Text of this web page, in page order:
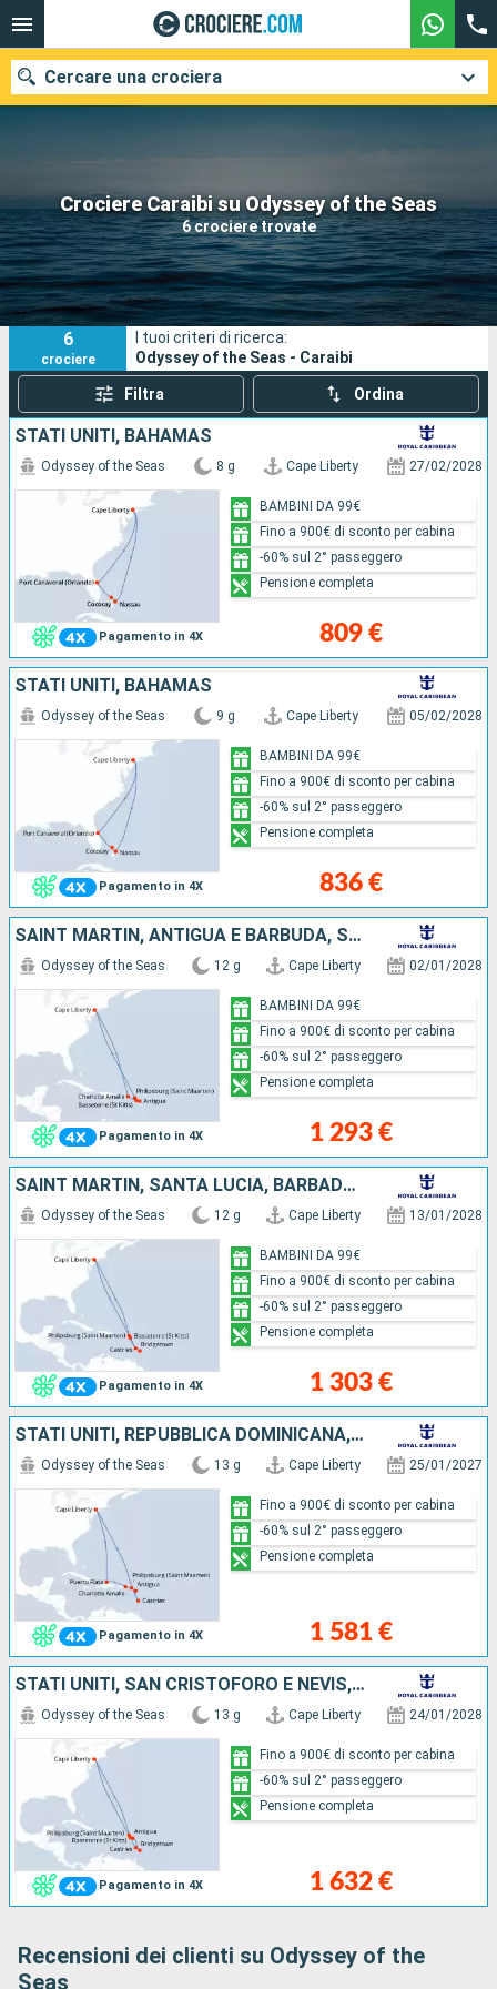
Crociere Caraibi su Odyssey of the Seas
6 crociere trovate
Cercare una crociera
Le nostre destinazioni
Mesi di partenza
Porti Compagnie
Ricerca
6
crociere
I tuoi criteri di ricerca:
Odyssey of the Seas - Caraibi
Filtra Ordina
STATI UNITI, BAHAMAS
Pagamento in 4X
Odyssey of the Seas 8 g Cape Liberty 27/02/2028
809 €
BAMBINI DA 99€
Fino a 900€ di sconto per cabina
-60% sul 2° passeggero
Pensione completa
STATI UNITI, BAHAMAS
Pagamento in 4X
Odyssey of the Seas 9 g Cape Liberty 05/02/2028
836 €
BAMBINI DA 99€
Fino a 900€ di sconto per cabina
-60% sul 2° passeggero
Pensione completa
SAINT MARTIN, ANTIGUA E BARBUDA, SAN CRISTOFORO E NEVIS, STATI UNITI
Pagamento in 4X
Odyssey of the Seas 12 g Cape Liberty 02/01/2028
1 293 €
BAMBINI DA 99€
Fino a 900€ di sconto per cabina
-60% sul 2° passeggero
Pensione completa
SAINT MARTIN, SANTA LUCIA, BARBADOS, SAN CRISTOFORO E NEVIS, STATI UNITI
Pagamento in 4X
Odyssey of the Seas 12 g Cape Liberty 13/01/2028
1 303 €
BAMBINI DA 99€
Fino a 900€ di sconto per cabina
-60% sul 2° passeggero
Pensione completa
STATI UNITI, REPUBBLICA DOMINICANA, ANTIGUA E BARBUDA, SANTA LUCIA, SAINT MARTIN
Pagamento in 4X
Odyssey of the Seas 13 g Cape Liberty 25/01/2027
1 581 €
Fino a 900€ di sconto per cabina
-60% sul 2° passeggero
Pensione completa
STATI UNITI, SAN CRISTOFORO E NEVIS, ANTIGUA E BARBUDA, BARBADOS, SANTA LUCIA, SAINT MARTIN
Pagamento in 4X
Odyssey of the Seas 13 g Cape Liberty 24/01/2028
1 632 €
Fino a 900€ di sconto per cabina
-60% sul 2° passeggero
Pensione completa
Recensioni dei clienti su Odyssey of the
Seas